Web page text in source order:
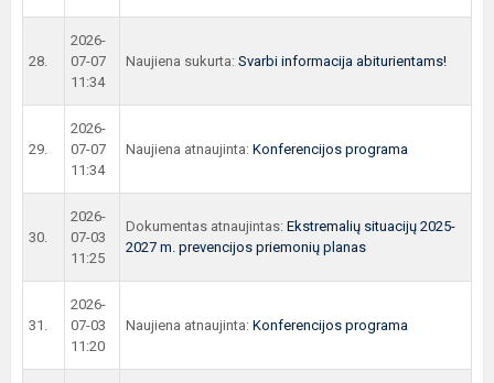
28.
2026-
07-07
11:34
Naujiena sukurta: Svarbi informacija abiturientams!
29.
2026-
07-07
11:34
Naujiena atnaujinta: Konferencijos programa
30.
2026-
07-03
11:25
Dokumentas atnaujintas: Ekstremalių situacijų 2025-
2027 m. prevencijos priemonių planas
31.
2026-
07-03
11:20
Naujiena atnaujinta: Konferencijos programa